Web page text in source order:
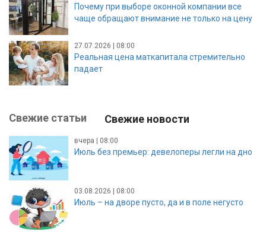
Почему при выборе оконной компании все
чаще обращают внимание не только на цену
27.07.2026 | 08:00
Реальная цена маткапитала стремительно
падает
Свежие статьи Свежие новости
вчера | 08:00
Июль без премьер: девелоперы легли на дно
03.08.2026 | 08:00
Июль – на дворе пусто, да и в поле негусто